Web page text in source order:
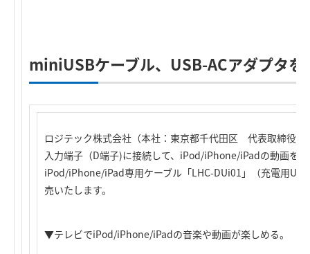
miniUSBケーブル、USB-ACアダプタを
ロジテック株式会社（本社：東京都千代田区 代表取締役社
入力端子（D端子)に接続して、iPod/iPhone/iPadの動画を
iPod/iPhone/iPad専用ケーブル「LHC-DUi01」（充電用
売いたします。
▼テレビでiPod/iPhone/iPadの音楽や動画が楽しめる。